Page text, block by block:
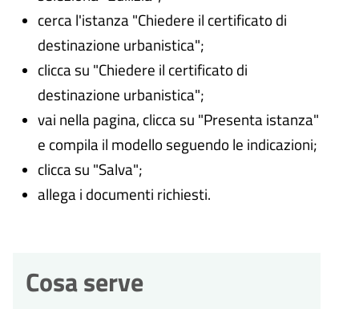
cerca l'istanza "Chiedere il certificato di
destinazione urbanistica";
clicca su "Chiedere il certificato di
destinazione urbanistica";
vai nella pagina, clicca su "Presenta istanza"
e compila il modello seguendo le indicazioni;
clicca su "Salva";
allega i documenti richiesti.
Cosa serve